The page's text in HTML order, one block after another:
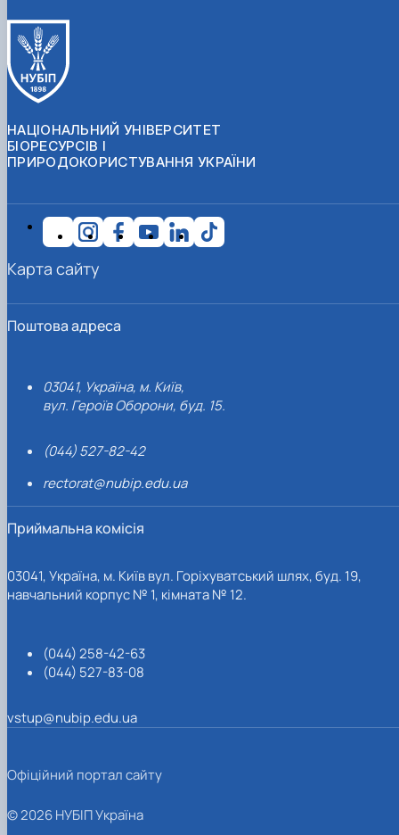
НАЦІОНАЛЬНИЙ УНІВЕРСИТЕТ
БІОРЕСУРСІВ І
ПРИРОДОКОРИСТУВАННЯ УКРАЇНИ
Поштова адреса
03041, Україна, м. Київ,
вул. Героїв Оборони, буд. 15.
(044) 527-82-42
rectorat@nubip.edu.ua
Приймальна комісія
03041, Україна, м. Київ вул. Горіхуватський шлях, буд. 19,
навчальний корпус № 1, кімната № 12.
(044) 258-42-63
(044) 527-83-08
vstup@nubip.edu.ua
Карта сайту
Офіційний портал сайту
© 2026 НУБІП Україна